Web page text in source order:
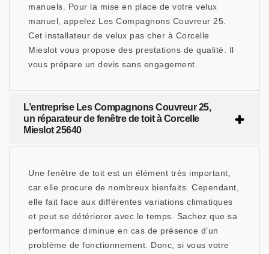
manuels. Pour la mise en place de votre velux
manuel, appelez Les Compagnons Couvreur 25.
Cet installateur de velux pas cher à Corcelle
Mieslot vous propose des prestations de qualité. Il
vous prépare un devis sans engagement.
L’entreprise Les Compagnons Couvreur 25,
un réparateur de fenêtre de toit à Corcelle
Mieslot 25640
Une fenêtre de toit est un élément très important,
car elle procure de nombreux bienfaits. Cependant,
elle fait face aux différentes variations climatiques
et peut se détériorer avec le temps. Sachez que sa
performance diminue en cas de présence d’un
problème de fonctionnement. Donc, si vous votre